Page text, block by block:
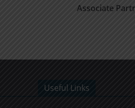
Associate
Useful Links